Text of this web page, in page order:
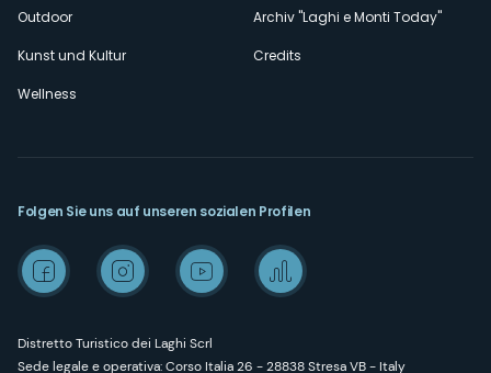
Outdoor
Kunst und Kultur
Wellness
Archiv "Laghi e Monti Today"
Credits
Distretto Turistico dei Laghi Scrl
Sede legale e operativa: Corso Italia 26 - 28838 Stresa VB - Italy
Folgen Sie uns auf unseren sozialen Profilen